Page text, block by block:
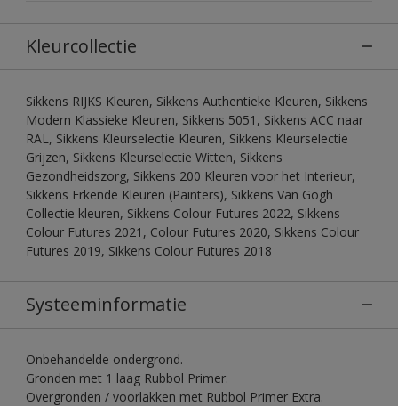
Kleurcollectie
Sikkens RIJKS Kleuren, Sikkens Authentieke Kleuren, Sikkens
Modern Klassieke Kleuren, Sikkens 5051, Sikkens ACC naar
RAL, Sikkens Kleurselectie Kleuren, Sikkens Kleurselectie
Grijzen, Sikkens Kleurselectie Witten, Sikkens
Gezondheidszorg, Sikkens 200 Kleuren voor het Interieur,
Sikkens Erkende Kleuren (Painters), Sikkens Van Gogh
Collectie kleuren, Sikkens Colour Futures 2022, Sikkens
Colour Futures 2021, Colour Futures 2020, Sikkens Colour
Futures 2019, Sikkens Colour Futures 2018
Systeeminformatie
Onbehandelde ondergrond.
Gronden met 1 laag Rubbol Primer.
Overgronden / voorlakken met Rubbol Primer Extra.